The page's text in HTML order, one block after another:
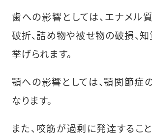
歯への影響としては、エナメル
破折、詰め物や被せ物の破損、
挙げられます。
顎への影響としては、顎関節症
なります。
また、咬筋が過剰に発達するこ